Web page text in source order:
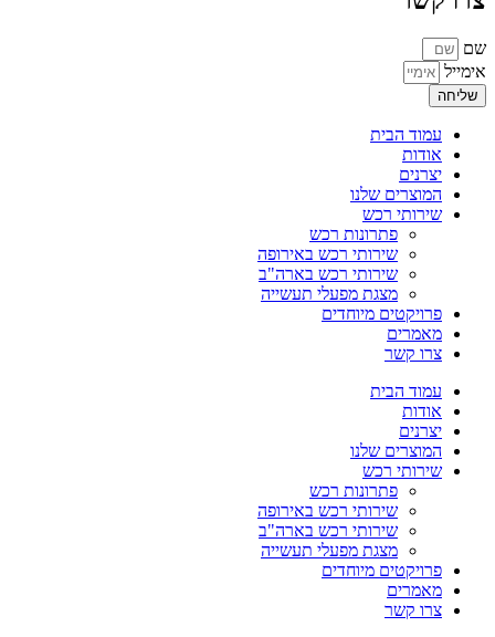
שם
אימייל
שליחה
עמוד הבית
אודות
יצרנים
המוצרים שלנו
שירותי רכש
פתרונות רכש
שירותי רכש באירופה
שירותי רכש בארה"ב
מצגת מפעלי תעשייה
פרויקטים מיוחדים
מאמרים
צרו קשר
עמוד הבית
אודות
יצרנים
המוצרים שלנו
שירותי רכש
פתרונות רכש
שירותי רכש באירופה
שירותי רכש בארה"ב
מצגת מפעלי תעשייה
פרויקטים מיוחדים
מאמרים
צרו קשר